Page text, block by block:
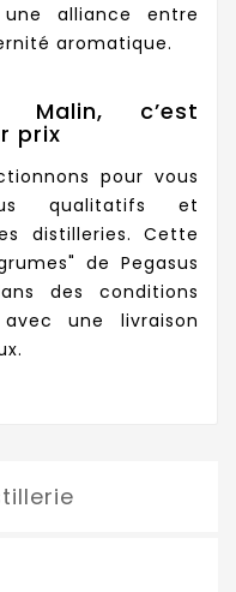
alliance entre
aromatique.
Malin, c’est
prix
pour vous
qualitatifs et
distilleries. Cette
de Pegasus
des conditions
une livraison